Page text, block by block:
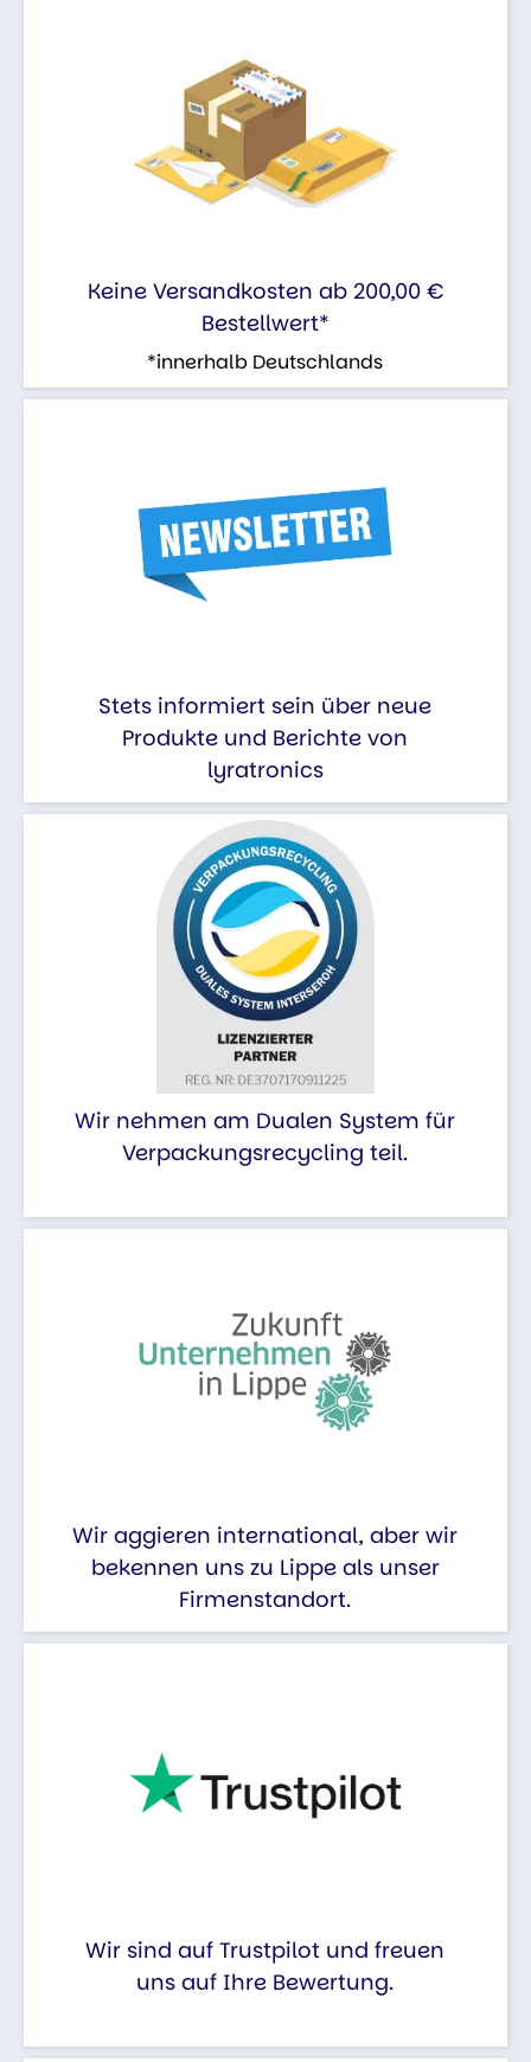
Keine Versandkosten ab 200,00 €
Bestellwert*
*innerhalb Deutschlands
Stets informiert sein über neue
Produkte und Berichte von
lyratronics
Wir nehmen am Dualen System für
Verpackungsrecycling teil.
Wir aggieren international, aber wir
bekennen uns zu Lippe als unser
Firmenstandort.
Wir sind auf Trustpilot und freuen
uns auf Ihre Bewertung.